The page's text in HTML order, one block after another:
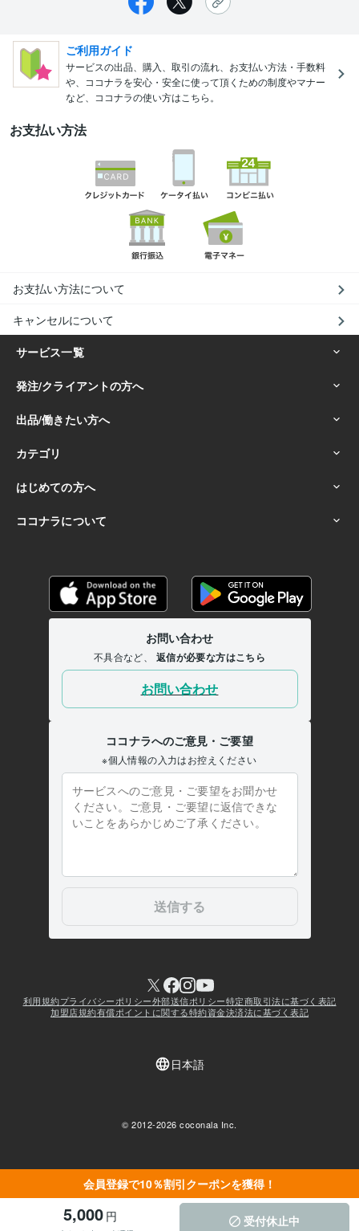
会員登録で10％割引クーポンを獲得！
5,000 円 受付休止中
ご利用ガイド
サービスの出品、購入、取引の流れ、お支払い方法・手数料
や、ココナラを安心・安全に使って頂くための制度やマナー
など、ココナラの使い方はこちら。
お支払い方法
お支払い方法について
キャンセルについて